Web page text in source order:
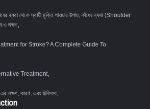
ব্যথা থেকে স্থায়ী মুক্তি পাওয়ার উপায়, কাঁধের ব্যথা (Shoulder
ও লক্ষণ,
for Stroke? A Complete Guide To
Treatment,
এর লক্ষণ, কারণ, এবং চিকিৎসা,